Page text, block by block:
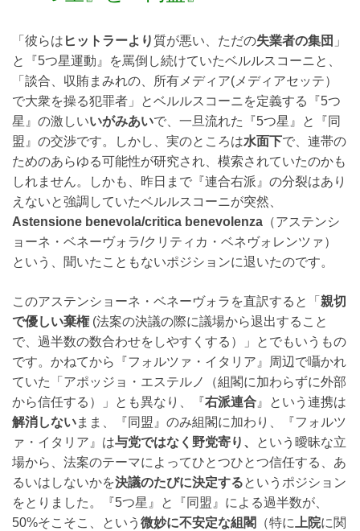
「彼らは ヒットラーより 質が悪い、ただの失業者の集団 」
と『5つ星運動』を罵倒し続けていたベルルスコーニと、
「談合、収賄まみれの、所有メディア(メディアセッテ）
で大衆を操る犯罪者」とベルルスコーニを定義する『5つ
星』の激しいいがみあいで、一旦流れた『5つ星』と『同
盟』の交渉です。しかし、実のところは水面下で、連帯の
ためのあらゆる可能性が研究され、模索されていたのかも
しれません。しかも、昨日まで『連合右派』の分裂はあり
えないと強調していたベルルスコーニが突然、
Astensione benevola/critica benevolenza （アステンシ
ョーネ・ベネーヴォラ/クリティカ・ベネヴォレンツァ）
という、聞いたこともないポジションに退いたのです。
このアステンショーネ・ベネーヴォラを直訳すると「 親切
で優しい棄権 (法案の決議の際に議場から退出すること
で、過半数の数合わせをしやすくする）」とでもいうもの
です。かねてから『フォルツァ・イタリア』周辺で囁かれ
ていた「アポッジョ・エステルノ（組閣に加わらずに外部
から信任する）」とも異なり、『右派連合 』という連携は
解消しないまま、『同盟』のみ組閣に加わり、『フォルツ
ァ・イタリア』は与党ではなく野党寄り、
という曖昧な立
場から、法案のテーマによってひとつひとつ信任する、あ
るいはしないかを決議のたびに決定するというポジション
をとりました。『5つ星』と『同盟』による過半数が、
50%そこそこ、という 微妙に不安定な組閣 （特に 上院に関